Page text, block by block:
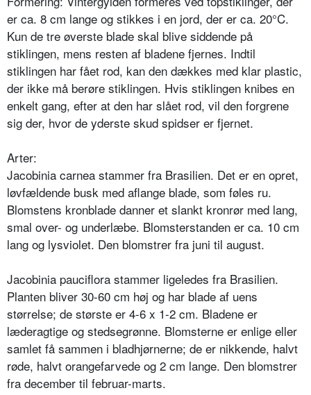
er ca. 8 cm lange og stikkes i en jord, der er ca. 20°C.
Kun de tre øverste blade skal blive siddende på
stiklingen, mens resten af bladene fjernes. Indtil
stiklingen har fået rod, kan den dækkes med klar plastic,
der ikke må berøre stiklingen. Hvis stiklin­gen knibes en
enkelt gang, efter at den har slået rod, vil den forgrene
sig der, hvor de yderste skud spidser er fjernet.
Arter:
Jacobinia carnea stammer fra Brasilien. Det er en opret,
løvfældende busk med aflange blade, som føles ru.
Blomstens kronblade danner et slankt kronrør med lang,
smal over- og un­derlæbe. Blomsterstanden er ca. 10 cm
lang og lysviolet. Den blomstrer fra juni til august.
Jacobinia pauciflora stammer ligeledes fra Brasilien.
Planten bliver 30-60 cm høj og har blade af uens
størrelse; de største er 4-6 x 1-2 cm. Bladene er
læderagtige og stedsegrønne. Blom­sterne er enlige eller
samlet få sammen i bladhjørnerne; de er nikkende, halvt
røde, halvt orangefarvede og 2 cm lange. Den blomstrer
fra december til februar-marts.